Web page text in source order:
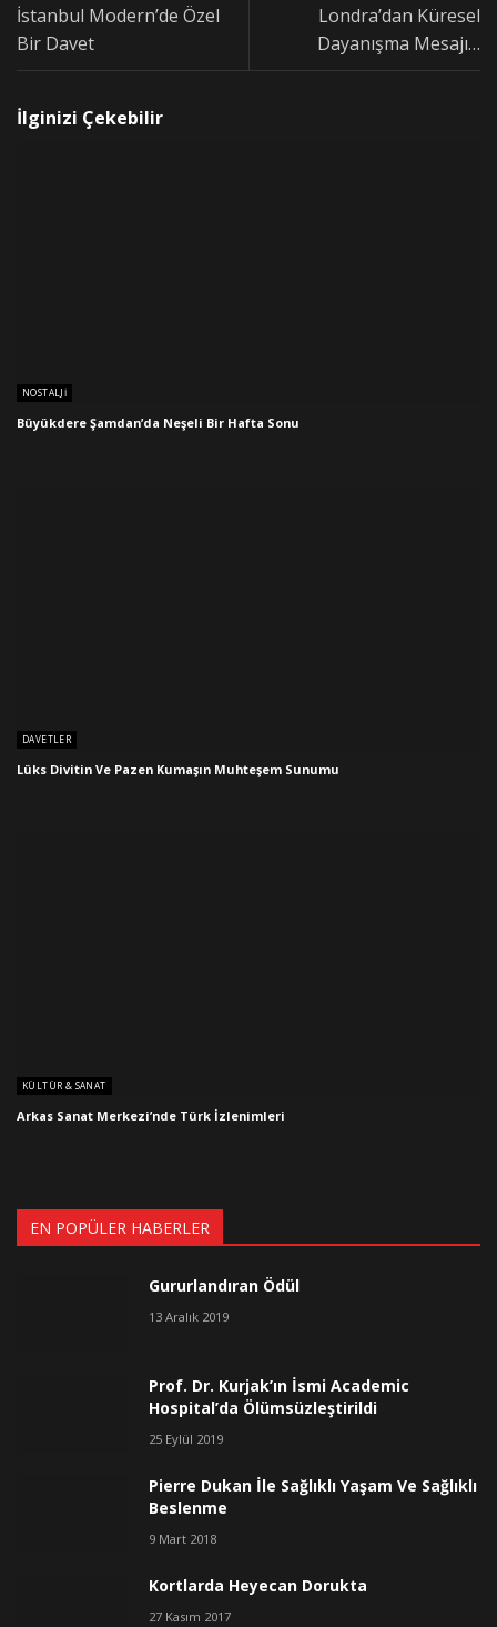
İstanbul Modern’de Özel
Bir Davet
Londra’dan Küresel
Dayanışma Mesajı…
İlginizi Çekebilir
NOSTALJI
Büyükdere Şamdan’da Neşeli Bir Hafta Sonu
DAVETLER
Lüks Divitin Ve Pazen Kumaşın Muhteşem Sunumu
KÜLTÜR & SANAT
Arkas Sanat Merkezi’nde Türk İzlenimleri
EN POPÜLER HABERLER
Gururlandıran Ödül
13 Aralık 2019
Prof. Dr. Kurjak’ın İsmi Academic
Hospital’da Ölümsüzleştirildi
25 Eylül 2019
Pierre Dukan İle Sağlıklı Yaşam Ve Sağlıklı
Beslenme
9 Mart 2018
Kortlarda Heyecan Dorukta
27 Kasım 2017